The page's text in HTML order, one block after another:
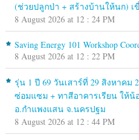
(ช่วยปลูกป่า + สร้างบ้านให้นก)
8 August 2026 at 12 : 24 PM
Saving Energy 101 Workshop
8 August 2026 at 12 : 22 PM
รุ่น 1 ปี 69 วันเสาร์ที่ 29 สิงหาคม
ซ่อมแซม + ทาสีอาคารเรียน ให้น้
อ.กำแพงแสน จ.นครปฐม
8 August 2026 at 12 : 44 PM